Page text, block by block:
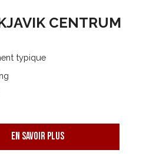
CENTRUM
typique
EN savoir plus